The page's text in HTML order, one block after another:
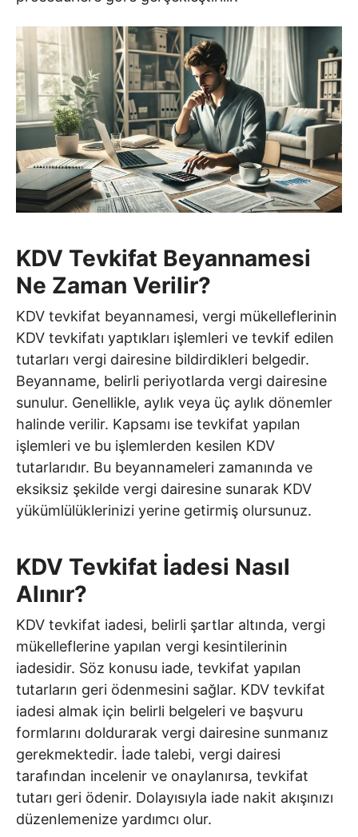
KDV Tevkifat Beyannamesi
Ne Zaman Verilir?
KDV tevkifat beyannamesi, vergi mükelleflerinin
KDV tevkifatı yaptıkları işlemleri ve tevkif edilen
tutarları vergi dairesine bildirdikleri belgedir.
Beyanname, belirli periyotlarda vergi dairesine
sunulur. Genellikle, aylık veya üç aylık dönemler
halinde verilir. Kapsamı ise tevkifat yapılan
işlemleri ve bu işlemlerden kesilen KDV
tutarlarıdır. Bu beyannameleri zamanında ve
eksiksiz şekilde vergi dairesine sunarak KDV
yükümlülüklerinizi yerine getirmiş olursunuz.
KDV Tevkifat İadesi Nasıl
Alınır?
KDV tevkifat iadesi, belirli şartlar altında, vergi
mükelleflerine yapılan vergi kesintilerinin
iadesidir. Söz konusu iade, tevkifat yapılan
tutarların geri ödenmesini sağlar. KDV tevkifat
iadesi almak için belirli belgeleri ve başvuru
formlarını doldurarak vergi dairesine sunmanız
gerekmektedir. İade talebi, vergi dairesi
tarafından incelenir ve onaylanırsa, tevkifat
tutarı geri ödenir. Dolayısıyla iade nakit akışınızı
düzenlemenize yardımcı olur.